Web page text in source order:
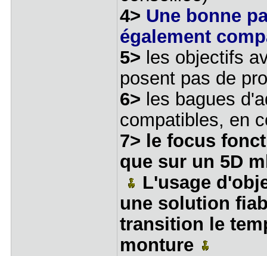
4> Une bonne
également
5> les objectifs
posent pas de
6> les bagues
compatibles, en
7> le focus
que sur un 5D
L'usage
une solution
transition le
monture